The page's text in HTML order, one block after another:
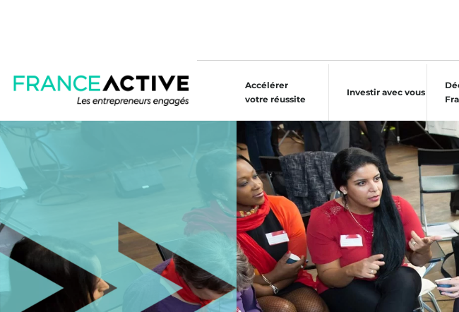
Accélérer
votre réussite
Investir avec vous